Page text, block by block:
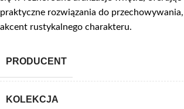
praktyczne rozwiązania do
akcent rustykalnego charakteru.
PRODUCENT
KOLEKCJA